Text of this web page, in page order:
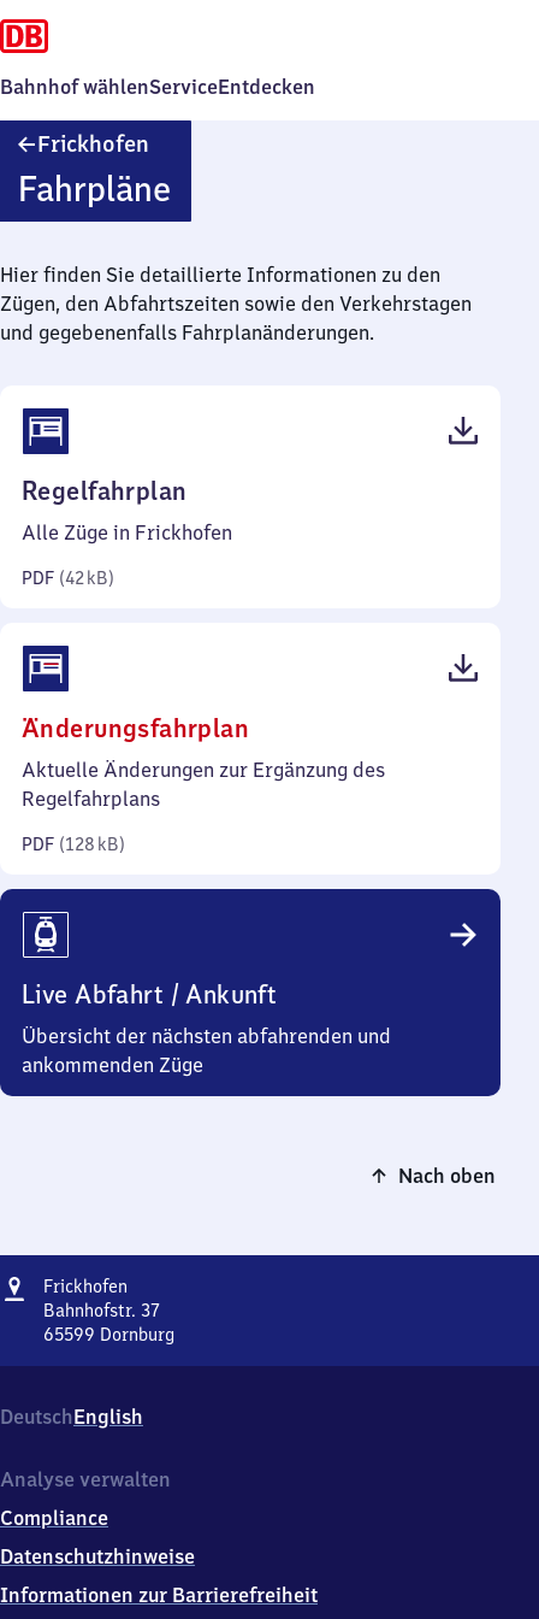
Bahnhof wählenServiceEntdecken
Frickhofen
Fahrpläne
Hier finden Sie detaillierte Informationen zu den
Zügen, den Abfahrtszeiten sowie den Verkehrstagen
und gegebenenfalls Fahrplanänderungen.
Regelfahrplan
42
Alle Züge in Frickhofen
PDF (42 kB)
Änderungsfahrplan
128
Aktuelle Änderungen zur Ergänzung des
Regelfahrplans
PDF (128 kB)
Live Abfahrt / Ankunft
Übersicht der nächsten abfahrenden und
ankommenden Züge
Nach oben
Adresse
Frickhofen
Bahnhofstr. 37
65599 Dornburg
37,
6
5
9
Dornburg
DeutschEnglish
Analyse verwalten
Compliance
Datenschutzhinweise
Informationen zur Barrierefreiheit